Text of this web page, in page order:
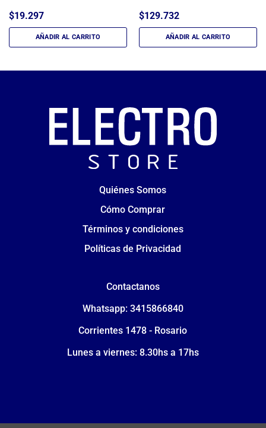
$19.297
AÑADIR AL CARRITO
$129.732
AÑADIR AL CARRITO
Quiénes Somos
Cómo Comprar
Términos y condiciones
Políticas de Privacidad
Contactanos
Whatsapp: 3415866840
Corrientes 1478 - Rosario
Lunes a viernes: 8.30hs a 17hs